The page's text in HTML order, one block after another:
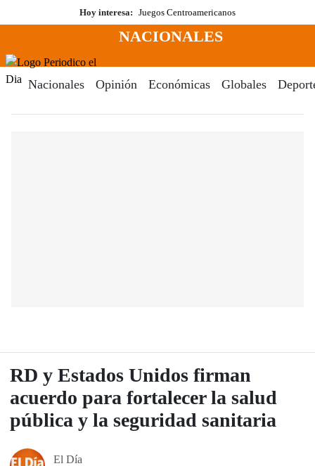
al
Hoy interesa: Juegos Centroamericanos
Menú
NACIONALES
Nacionales Opinión Económicas Globales
RD y Estados Unidos firman
acuerdo para fortalecer la salud
pública y la seguridad sanitaria
El Día